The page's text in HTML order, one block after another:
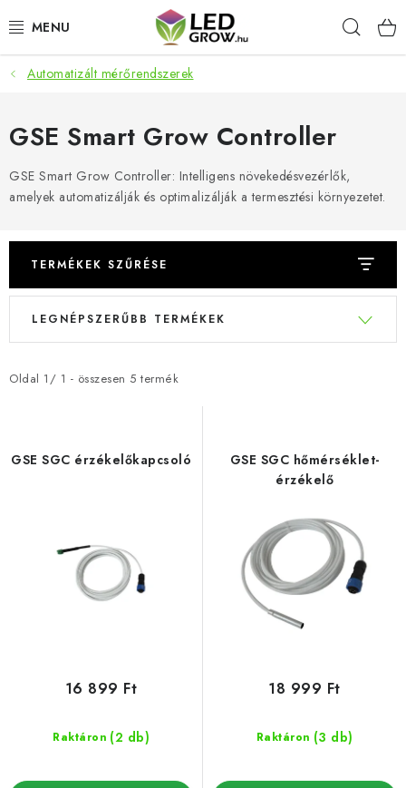
tartalomhoz
AKCIÓS TERMÉKEK
LED NÖVÉNYVILÁGÍTÁS
TERMESZTÉSI KELLÉKEK
MIKROZÖLDEK
OKOS KERT
Automatizált mérőrendszerek
GSE Smart Grow Controller
GSE Smart Grow Controller: Intelligens növekedésvezérlők,
amelyek automatizálják és optimalizálják a termesztési környezetet.
TERMÉKEK SZŰRÉSE
T
m
e
Oldal 1 / 1 - összesen 5 termék
T
m
e
LEGNÉPSZERŰBB TERMÉKEK
GSE SGC érzékelőkapcsoló
Raktáron (2 db)
16 899 Ft
GSE SGC hőmérséklet-
érzékelő
Raktáron (3 db)
18 999 Ft